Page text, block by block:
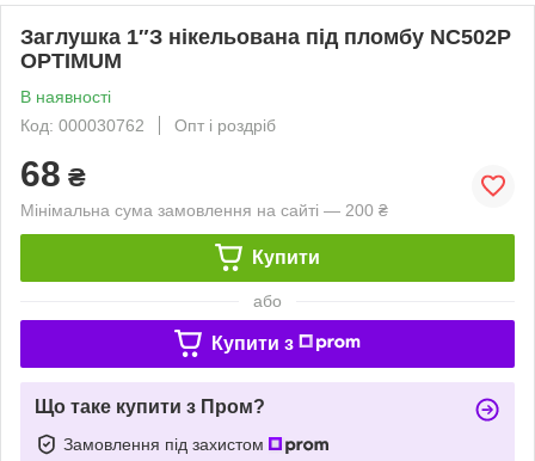
Заглушка 1″З нікельована під пломбу NC502P
OPTIMUM
В наявності
Код: 000030762
Опт і роздріб
68 ₴
Мінімальна сума замовлення на сайті — 200 ₴
Купити
або
Купити з
Що таке купити з Пром?
Замовлення під захистом